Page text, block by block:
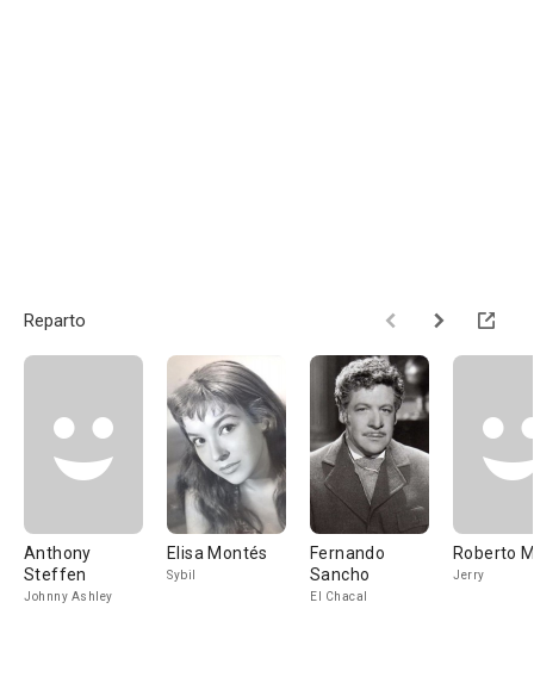
Reparto
Anthony
Steffen
Johnny Ashley
Elisa Montés
Sybil
Fernando
Sancho
El Chacal
Roberto
Jerry